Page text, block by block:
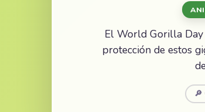
El World Gorilla
protección de estos